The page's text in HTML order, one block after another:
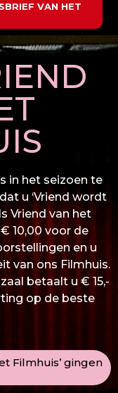
VAN HET
in het seizoen te
u ‘Vriend wordt
Vriend van het
10,00 voor de
en u
van ons Filmhuis.
betaalt u € 15,-
op de beste
Filmhuis’ gingen